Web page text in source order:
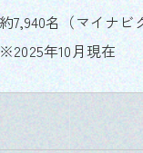
約7,940名（マイナビ
※2025年10月現在